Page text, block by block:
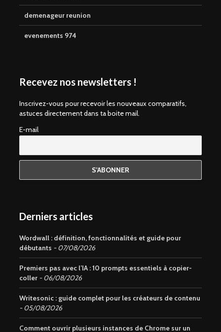
demenageur reunion
evenements 974
Recevez nos newsletters !
Inscrivez-vous pour recevoir les nouveaux comparatifs,
astuces directement dans ta boite mail.
E-mail
Derniers articles
Wordwall : définition, fonctionnalités et guide pour
débutants
07/08/2026
Premiers pas avec l’IA : 10 prompts essentiels à copier-
coller
06/08/2026
Writesonic : guide complet pour les créateurs de contenu
05/08/2026
Comment ouvrir plusieurs instances de Chrome sur un